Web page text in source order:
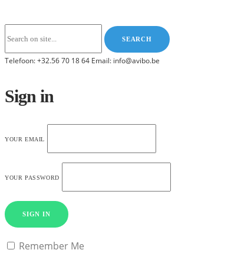
Telefoon: +32.56 70 18 64 Email: info@avibo.be
Sign in
YOUR EMAIL
YOUR PASSWORD
SIGN IN
Remember Me